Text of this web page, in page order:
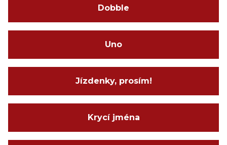
Dobble
Uno
Jízdenky, prosím!
Krycí jména